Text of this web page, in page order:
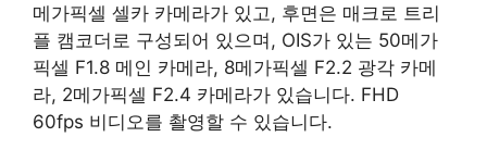
메가픽셀 셀카 카메라가 있고, 후면은 매크로 트리
플 캠코더로 구성되어 있으며, OIS가 있는 50메가
픽셀 F1.8 메인 카메라, 8메가픽셀 F2.2 광각 카메
라, 2메가픽셀 F2.4 카메라가 있습니다. FHD
60fps 비디오를 촬영할 수 있습니다.